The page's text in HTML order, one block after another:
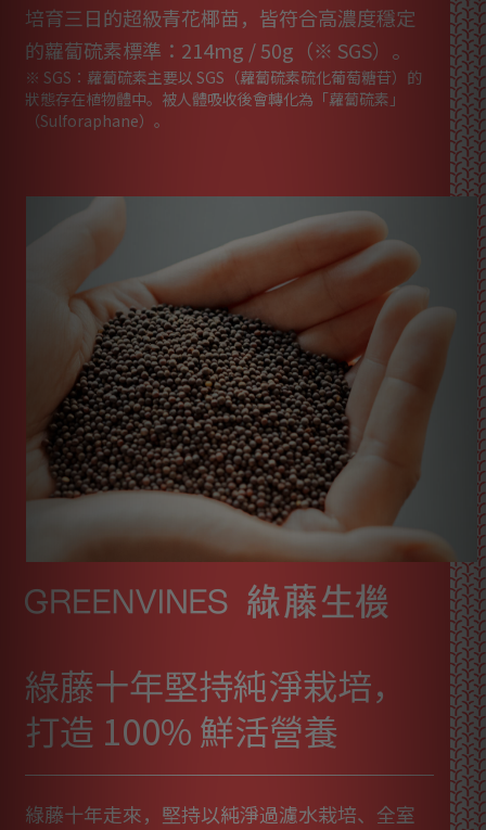
培育三日的超級青花椰苗，皆符合高濃度穩定
的蘿蔔硫素標準：214mg / 50g（※ SGS）。
※ SGS：蘿蔔硫素主要以 SGS（蘿蔔硫素硫化葡萄糖苷）的
狀態存在植物體中。被人體吸收後會轉化為「蘿蔔硫素」
（Sulforaphane）。
綠藤十年堅持純淨栽培，
打造 100% 鮮活營養
綠藤十年走來，堅持以純淨過濾水栽培、全室